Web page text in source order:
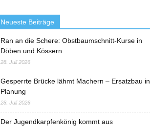
Neueste Beiträge
Ran an die Schere: Obstbaumschnitt-Kurse in
Döben und Kössern
28. Juli 2026
Gesperrte Brücke lähmt Machern – Ersatzbau in
Planung
28. Juli 2026
Der Jugendkarpfenkönig kommt aus